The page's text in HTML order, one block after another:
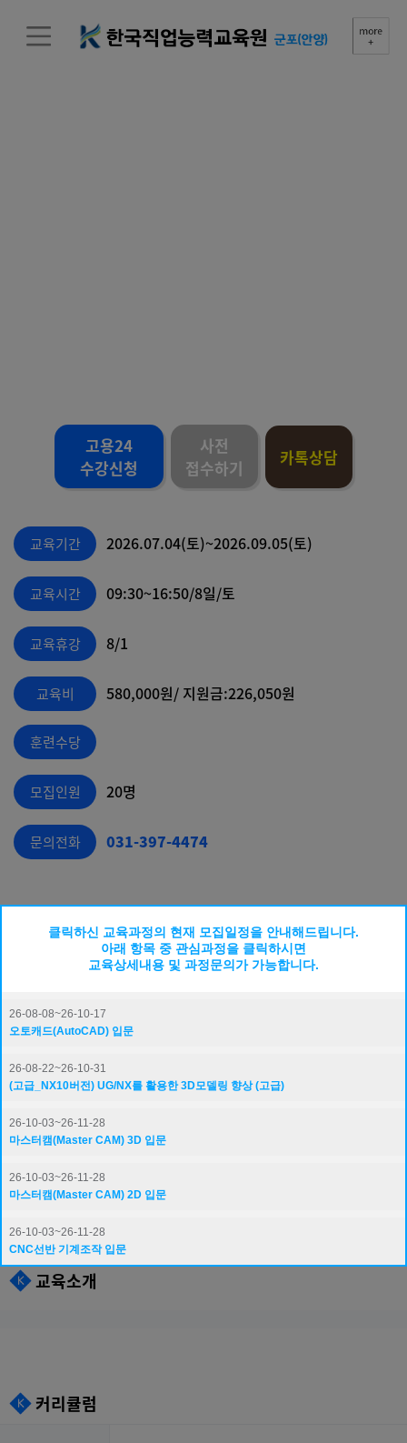
고용24
수강신청
사전
접수하기
카톡상담
교육기간 2026.07.04(토)~2026.09.05(토)
교육시간 09:30~16:50/8일/토
교육휴강 8/1
교육비 580,000원/ 지원금:226,050원
훈련수당
모집인원 20명
문의전화 031-397-4474
클릭하신 교육과정의 현재 모집일정을 안내해드립니다.
아래 항목 중 관심과정을 클릭하시면
교육상세내용 및 과정문의가 가능합니다.
26-08-08~26-10-17
오토캐드(AutoCAD) 입문
26-08-22~26-10-31
(고급_NX10버전) UG/NX를 활용한 3D모델링 향상 (고급)
26-10-03~26-11-28
마스터캠(Master CAM) 3D 입문
26-10-03~26-11-28
마스터캠(Master CAM) 2D 입문
26-10-03~26-11-28
CNC선반 기계조작 입문
간편상담문의
연락처
-
문의사항
교육소개
커리큘럼